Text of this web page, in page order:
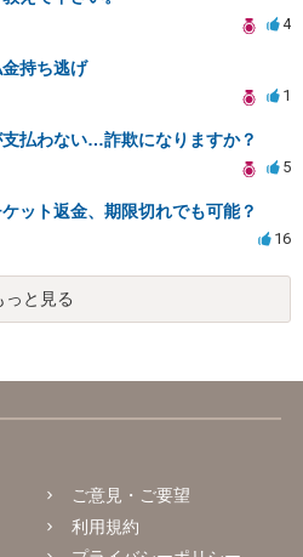
4
持ち逃げ
1
払わない…詐欺になりますか？
5
ット返金、期限切れでも可能？
16
っと見る
ご意見・ご要望
利用規約